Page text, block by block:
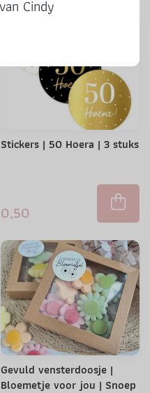
Stickers | 50 Hoera | 3 stuks
0,50
Gevuld vensterdoosje |
Bloemetje voor jou | Snoep
Cindy